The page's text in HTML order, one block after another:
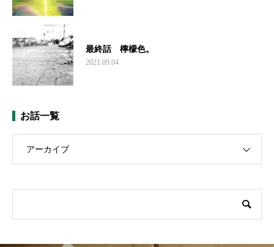
最終話 檸檬色。
2021.09.04
お話一覧
アーカイブ